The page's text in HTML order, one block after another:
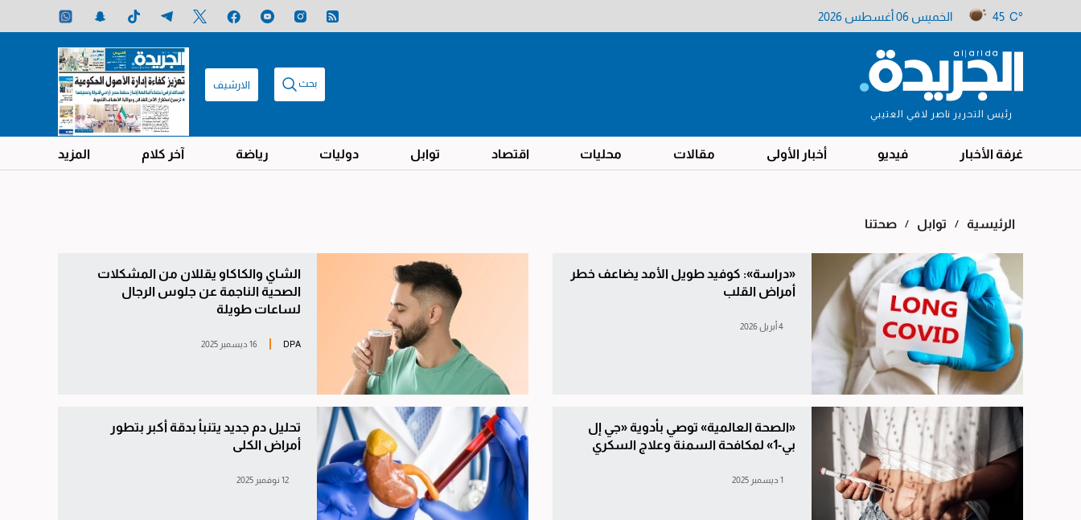
45 C° الخميس 06 أغسطس 2026
رئيس التحرير ناصر لافي العتيبي
بحث الارشيف
غرفة الأخبار فيديو أخبار الأولى مقالات محليات اقتصاد توابل دوليات رياضة آخر كلام المزيد
اﻟﺮﺋﻴﺴﻴﺔ / توابل / صحتنا
«دراسة»: كوفيد طويل الأمد يضاعف خطر
أمراض القلب
4 أبريل 2026
الشاي والكاكاو يقللان من المشكلات
الصحية الناجمة عن جلوس الرجال
لساعات طويلة
DPA 16 ديسمبر 2025
«الصحة العالمية» توصي بأدوية «جي إل
بي-1» لمكافحة السمنة وعلاج السكري
1 ديسمبر 2025
تحليل دم جديد يتنبأ بدقة أكبر بتطور
أمراض الكلى
12 نوفمبر 2025